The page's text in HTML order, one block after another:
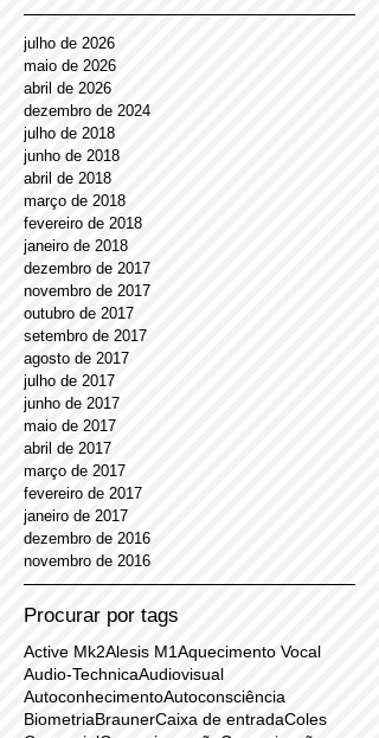
julho de 2026
maio de 2026
abril de 2026
dezembro de 2024
julho de 2018
junho de 2018
abril de 2018
março de 2018
fevereiro de 2018
janeiro de 2018
dezembro de 2017
novembro de 2017
outubro de 2017
setembro de 2017
agosto de 2017
julho de 2017
junho de 2017
maio de 2017
abril de 2017
março de 2017
fevereiro de 2017
janeiro de 2017
dezembro de 2016
novembro de 2016
Procurar por tags
Active Mk2Alesis M1Aquecimento Vocal
Audio-TechnicaAudiovisual